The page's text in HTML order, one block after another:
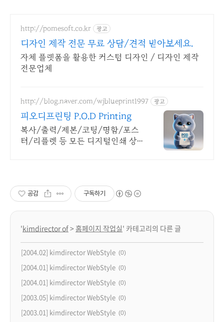
http://pomesoft.co.kr 광고
디자인 제작 전문 무료 상담/견적 받아보세요.
자체 플랫폼을 활용한 커스텀 디자인 / 디자인 제작
전문업체
http://blog.naver.com/wjblueprint1997 광고
피오디프린팅 P.O.D Printing
복사/출력/제본/코팅/명함/포스
터/리플렛 등 모든 디지털인쇄 상
공감 구독하기
'kimdirector of>홈페이지 작업실' 카테고리의 다른 글
[2004.02] kimdirector WebStyle (0)
[2004.01] kimdirector WebStyle (0)
[2004.01] kimdirector WebStyle (0)
[2003.05] kimdirector WebStyle (0)
[2003.01] kimdirector WebStyle (0)